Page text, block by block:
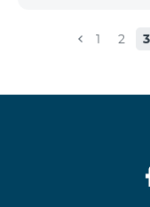
ցանցի
2026թ.-ի
անխափան
նպատակով
առաջարկ, որը
բերել նոր
1 2 3